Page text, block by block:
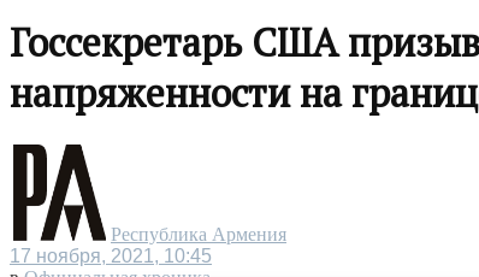
Госсекретарь США
напряженности на
Республика Армения
17 ноября, 2021, 10:45